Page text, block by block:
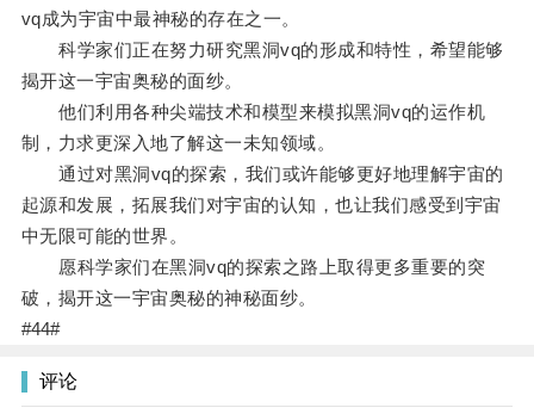
vq成为宇宙中最神秘的存在之一。
科学家们正在努力研究黑洞vq的形成和特性，希望能够
揭开这一宇宙奥秘的面纱。
他们利用各种尖端技术和模型来模拟黑洞vq的运作机
制，力求更深入地了解这一未知领域。
通过对黑洞vq的探索，我们或许能够更好地理解宇宙的
起源和发展，拓展我们对宇宙的认知，也让我们感受到宇宙
中无限可能的世界。
愿科学家们在黑洞vq的探索之路上取得更多重要的突
破，揭开这一宇宙奥秘的神秘面纱。
#44#
评论